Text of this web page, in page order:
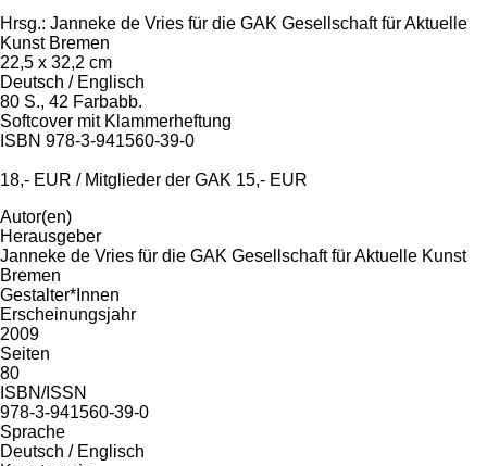
Hrsg.: Janneke de Vries für die GAK Gesellschaft für Aktuelle
Kunst Bremen
22,5 x 32,2 cm
Deutsch / Englisch
80 S., 42 Farbabb.
Softcover mit Klammerheftung
ISBN 978-3-941560-39-0
18,- EUR / Mitglieder der GAK 15,- EUR
Autor(en)
Herausgeber
Janneke de Vries für die GAK Gesellschaft für Aktuelle Kunst
Bremen
Gestalter*Innen
Erscheinungsjahr
2009
Seiten
80
ISBN/ISSN
978-3-941560-39-0
Sprache
Deutsch / Englisch